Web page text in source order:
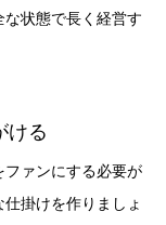
状態で長く経営す
ける
ァンにする必要が
掛けを作りましょ